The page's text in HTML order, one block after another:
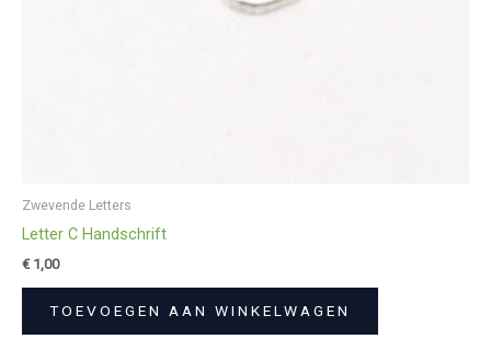
Zwevende Letters
Letter C Handschrift
€1,00
TOEVOEGEN AAN WINKELWAGEN